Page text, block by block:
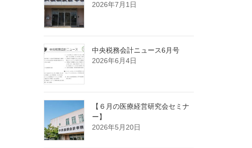
2026年7月1日
中央税務会計ニュース6月号
2026年6月4日
【６月の医療経営研究会セミナ
ー】
2026年5月20日